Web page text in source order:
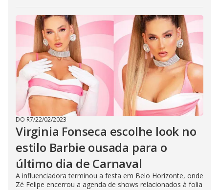
DO R7/22/02/2023
Virginia Fonseca escolhe look no
estilo Barbie ousada para o
último dia de Carnaval
A influenciadora terminou a festa em Belo Horizonte, onde
Zé Felipe encerrou a agenda de shows relacionados à folia